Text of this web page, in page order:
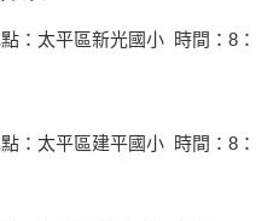
：太平區新光國小 時間：8：
：太平區建平國小 時間：8：